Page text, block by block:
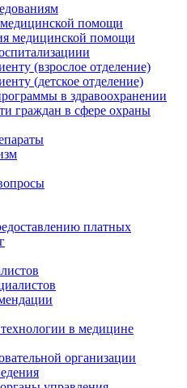
помощи
медицинской помощи
(взрослое отделение)
(детское отделение)
в здравоохранении
граждан в сфере охраны
платных
в медицине
организации